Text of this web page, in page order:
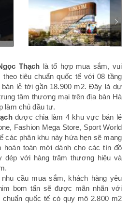
Thạch là tổ hợp mua sắm, vui
tiêu chuẩn quốc tế với 08 tầng
lẻ tới gần 18.900 m2. Đây là dự
tâm thương mại trên địa bàn Hà
làm chủ đầu tư.
được chia làm 4 khu vực bán lẻ
Fashion Mega Store, Sport World
các phân khu này hứa hẹn sẽ mang
hoàn toàn mới dành cho các tín đồ
dép với hàng trăm thương hiệu và
cầu mua sắm, khách hàng yêu
bom tấn sẽ được mãn nhãn với
quốc tế có quy mô 2.800 m2